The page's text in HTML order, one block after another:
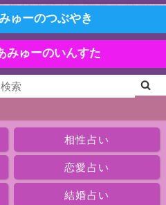
ゅーのつぶやき
ゅーのいんすた
相性占い
恋愛占い
結婚占い